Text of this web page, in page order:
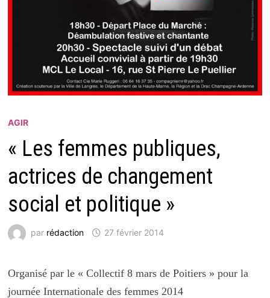
AGIR
« Les femmes publiques,
actrices de changement
social et politique »
par rédaction 27 février 2014
Organisé par le « Collectif 8 mars de Poitiers » pour la
journée Internationale des femmes 2014